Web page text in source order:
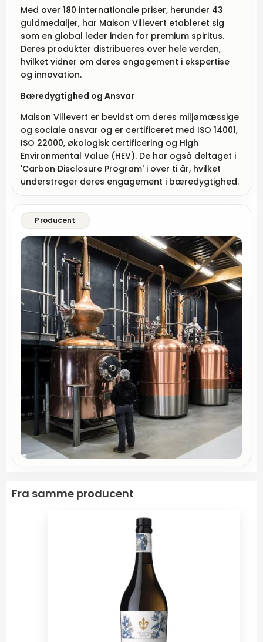
Med over 180 internationale priser, herunder 43
guldmedaljer, har Maison Villevert etableret sig
som en global leder inden for premium spiritus.
Deres produkter distribueres over hele verden,
hvilket vidner om deres engagement i ekspertise
og innovation.
Bæredygtighed og Ansvar
Maison Villevert er bevidst om deres miljømæssige
og sociale ansvar og er certificeret med ISO 14001,
ISO 22000, økologisk certificering og High
Environmental Value (HEV). De har også deltaget i
'Carbon Disclosure Program' i over ti år, hvilket
understreger deres engagement i bæredygtighed.
Producent
Fra samme producent